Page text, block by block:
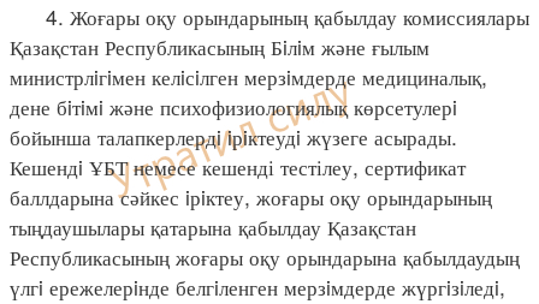
4. Жоғары оқу орындарының қабылдау комиссиялары
Қазақстан Республикасының Бiлiм және ғылым
министрлiгiмен келiсiлген мерзiмдерде медициналық,
дене бiтiмi және психофизиологиялық көрсетулерi
бойынша талапкерлердi iрiктеудi жүзеге асырады.
Кешендi ҰБТ немесе кешенді тестілеу, сертификат
баллдарына сәйкес iрiктеу, жоғары оқу орындарының
тыңдаушылары қатарына қабылдау Қазақстан
Республикасының жоғары оқу орындарына қабылдаудың
үлгi ережелерiнде белгiленген мерзiмдерде жүргiзiледi,